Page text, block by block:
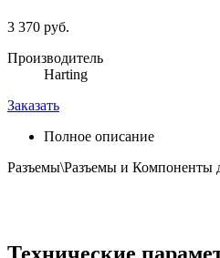
3 370 руб.
Производитель
Harting
Заказать
Полное описание
Разъемы\Разъемы и Компоненты